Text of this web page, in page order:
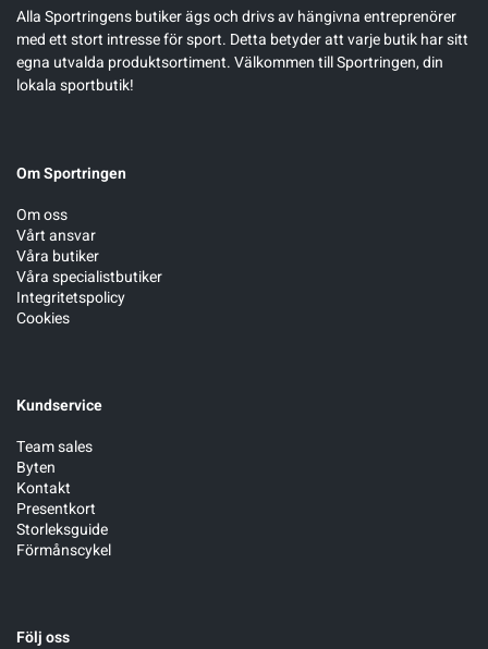
Alla Sportringens butiker ägs och drivs av hängivna entreprenörer
med ett stort intresse för sport. Detta betyder att varje butik har sitt
egna utvalda produktsortiment. Välkommen till Sportringen, din
lokala sportbutik!
Om Sportringen
Om oss
Vårt ansvar
Våra butiker
Våra specialistbutiker
Integritetspolicy
Cookies
Kundservice
Team sales
Byten
Kontakt
Presentkort
Storleksguide
Förmånscykel
Följ oss